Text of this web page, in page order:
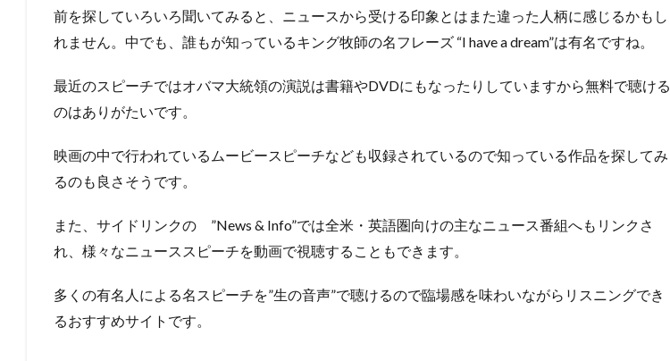
前を探していろいろ聞いてみると、ニュースから受ける印象とはまた違った人柄に感じるかもし
れません。中でも、誰もが知っているキング牧師の名フレーズ “I have a dream”は有名ですね。
最近のスピーチではオバマ大統領の演説は書籍やDVDにもなったりしていますから無料で聴ける
のはありがたいです。
映画の中で行われているムービースピーチなども収録されているので知っている作品を探してみ
るのも良さそうです。
また、サイドリンクの ”News & Info”では全米・英語圏向けの主なニュース番組へもリンクさ
れ、様々なニューススピーチを動画で視聴することもできます。
多くの有名人による名スピーチを”生の音声”で聴けるので臨場感を味わいながらリスニングでき
るおすすめサイトです。